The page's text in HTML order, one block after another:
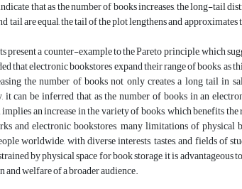
that as the number of books increases, the long-tail
tail are equal, the tail of the plot lengthens and
present a counter-example to the Pareto principle, which
that electronic bookstores expand their range of books,
the number of books not only creates a long tail in
it can be inferred that as the number of books in an
an increase in the variety of books, which benefits
and electronic bookstores, many limitations of physical
worldwide, with diverse interests, tastes, and fields of
by physical space for book storage, it is
and welfare of a broader audience.